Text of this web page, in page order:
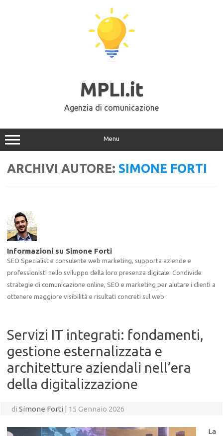
MPLI.it
Agenzia di comunicazione
Menu
ARCHIVI AUTORE: SIMONE FORTI
Informazioni su Simone Forti
SEO Specialist e consulente web marketing, supporta aziende e
professionisti nello sviluppo della loro presenza digitale. Condivide
strategie di comunicazione online, SEO e marketing per aiutare i clienti a
ottenere maggiore visibilità e risultati concreti sul web.
Servizi IT integrati: fondamenti,
gestione esternalizzata e
architetture aziendali nell’era
della digitalizzazione
di Simone Forti | 15 Gennaio 2026
La